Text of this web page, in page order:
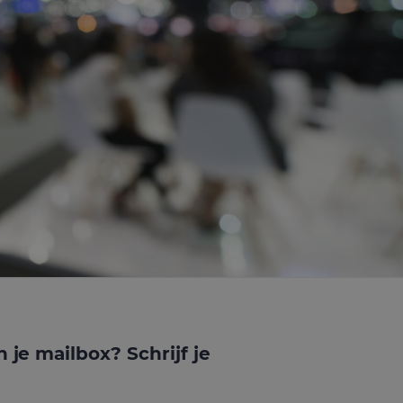
je mailbox? Schrijf je
deze bij en
te houden.
Analytics,
waarop het
die wordt
op
waarop het
die wordt
op
de